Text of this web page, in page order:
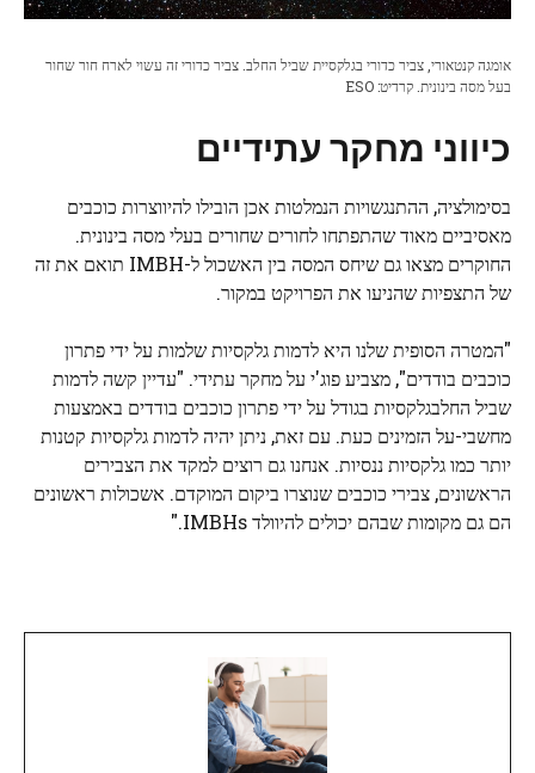
אומגה קנטאורי, צביר כדורי בגלקסיית שביל החלב. צביר כדורי זה עשוי לארח חור שחור
בעל מסה בינונית. קרדיט: ESO
כיווני מחקר עתידיים
בסימולציה, ההתנגשויות הנמלטות אכן הובילו להיווצרות כוכבים
מאסיביים מאוד שהתפתחו לחורים שחורים בעלי מסה בינונית.
החוקרים מצאו גם שיחס המסה בין האשכול ל-IMBH תואם את זה
של התצפיות שהניעו את הפרויקט במקור.
"המטרה הסופית שלנו היא לדמות גלקסיות שלמות על ידי פתרון
כוכבים בודדים", מצביע פוג'י על מחקר עתידי. "עדיין קשה לדמות
שביל החלבגלקסיות בגודל על ידי פתרון כוכבים בודדים באמצעות
מחשבי-על הזמינים כעת. עם זאת, ניתן יהיה לדמות גלקסיות קטנות
יותר כמו גלקסיות ננסיות. אנחנו גם רוצים למקד את הצבירים
הראשונים, צבירי כוכבים שנוצרו ביקום המוקדם. אשכולות ראשונים
הם גם מקומות שבהם יכולים להיוולד IMBHs."